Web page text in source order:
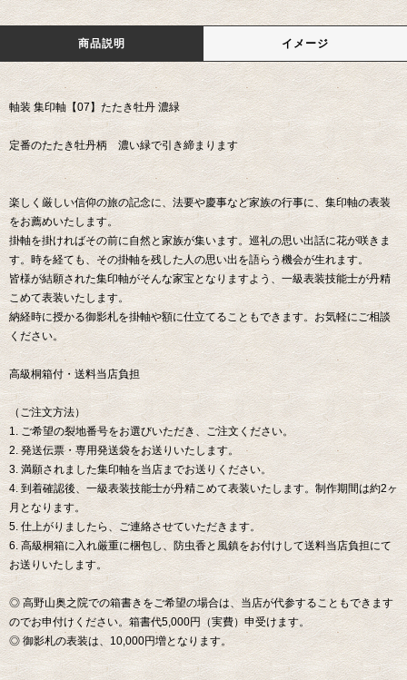
商品説明 イメージ
軸装 集印軸【07】たたき牡丹 濃緑
定番のたたき牡丹柄 濃い緑で引き締まります
楽しく厳しい信仰の旅の記念に、法要や慶事など家族の行事に、集印軸の表装
をお薦めいたします。
掛軸を掛ければその前に自然と家族が集います。巡礼の思い出話に花が咲きま
す。時を経ても、その掛軸を残した人の思い出を語らう機会が生れます。
皆様が結願された集印軸がそんな家宝となりますよう、一級表装技能士が丹精
こめて表装いたします。
納経時に授かる御影札を掛軸や額に仕立てることもできます。お気軽にご相談
ください。
高級桐箱付・送料当店負担
（ご注文方法）
1. ご希望の裂地番号をお選びいただき、ご注文ください。
2. 発送伝票・専用発送袋をお送りいたします。
3. 満願されました集印軸を当店までお送りください。
4. 到着確認後、一級表装技能士が丹精こめて表装いたします。制作期間は約2ヶ
月となります。
5. 仕上がりましたら、ご連絡させていただきます。
6. 高級桐箱に入れ厳重に梱包し、防虫香と風鎮をお付けして送料当店負担にて
お送りいたします。
◎ 高野山奥之院での箱書きをご希望の場合は、当店が代参することもできます
のでお申付けください。箱書代5,000円（実費）申受けます。
◎ 御影札の表装は、10,000円増となります。